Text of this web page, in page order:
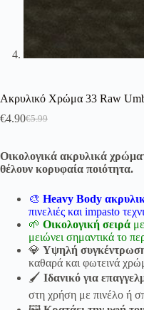
Ακρυλικό Χρώμα 33 Raw
€5.99
Original
was:
€5.99.
€4.90Η
τιμή
είναι:
€4.90.
Οικολογικά ακρυλικά
θέλουν κορυφαία ποιότητα.
🎨 Heavy Body
πινελιές και impasto
🌱 Οικολογική σειρά
μειώνει σημαντικά το
💎 Υψηλή
καθαρά και φωτεινά
🖌 Ιδανικό για
στη χρήση με πινέλο ή